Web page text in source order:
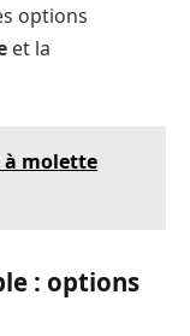
options
et la
à molette
: options